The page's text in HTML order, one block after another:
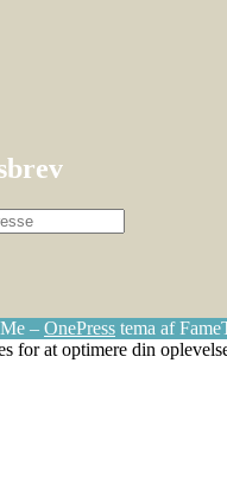
– OnePress tema af
for at optimere din